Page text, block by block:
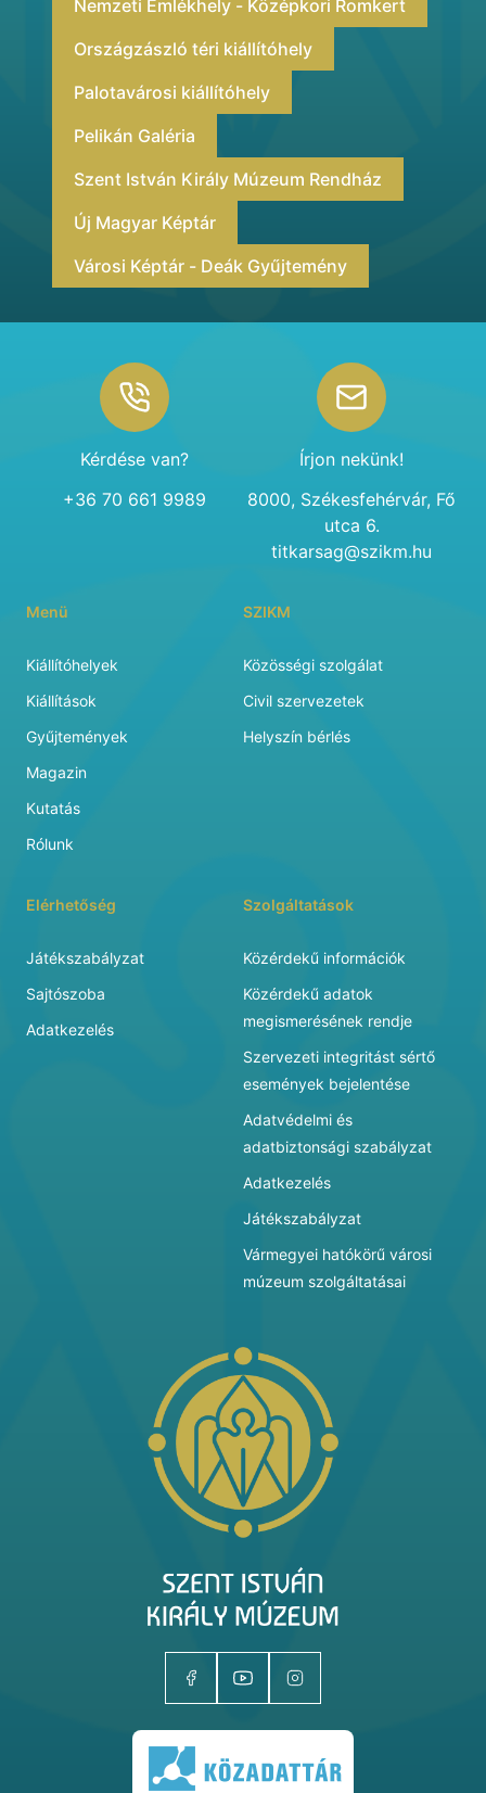
Nemzeti Emlékhely - Középkori Romkert
Országzászló téri kiállítóhely
Palotavárosi kiállítóhely
Pelikán Galéria
Szent István Király Múzeum Rendház
Új Magyar Képtár
Városi Képtár - Deák Gyűjtemény
Kérdése van?
+36 70 661 9989
Írjon nekünk!
8000, Székesfehérvár, Fő
utca 6.
titkarsag@szikm.hu
Menü
Kiállítóhelyek
Kiállítások
Gyűjtemények
Magazin
Kutatás
Rólunk
SZIKM
Közösségi szolgálat
Civil szervezetek
Helyszín bérlés
Elérhetőség
Játékszabályzat
Sajtószoba
Adatkezelés
Szolgáltatások
Közérdekű információk
Közérdekű adatok
megismerésének rendje
Szervezeti integritást sértő
események bejelentése
Adatvédelmi és
adatbiztonsági szabályzat
Adatkezelés
Játékszabályzat
Vármegyei hatókörű városi
múzeum szolgáltatásai